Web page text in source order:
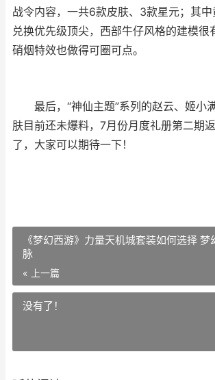
战令内容，一共6款皮肤、3款星元；其
兑换优先级顶尖，西部牛仔风格的建模很
硝烟特效也做得可圈可点。
最后，“神仙主题”系列的赵云、姬小
肤目前还未爆料，7月份月度礼册第二期
了，大家可以期待一下！
《梦幻西游》力量天机城套装如何选择
脉
« 上一篇
没有了！